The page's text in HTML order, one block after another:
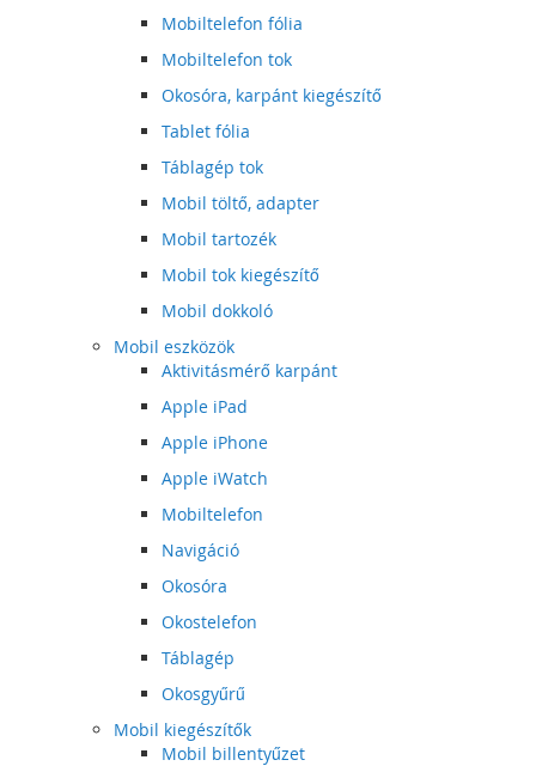
Mobiltelefon fólia
Mobiltelefon tok
Okosóra, karpánt kiegészítő
Tablet fólia
Táblagép tok
Mobil töltő, adapter
Mobil tartozék
Mobil tok kiegészítő
Mobil dokkoló
Mobil eszközök
Aktivitásmérő karpánt
Apple iPad
Apple iPhone
Apple iWatch
Mobiltelefon
Navigáció
Okosóra
Okostelefon
Táblagép
Okosgyűrű
Mobil kiegészítők
Mobil billentyűzet